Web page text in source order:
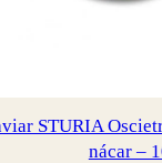
STURIA
nácar –